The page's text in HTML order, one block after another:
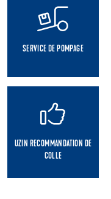
SERVICE DE POMPAGE
UZIN RECOMMANDATION DE
COLLE